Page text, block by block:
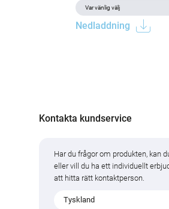
Nedladdning
Kontakta kundservice
Har du frågor om produkten, kan
eller vill du ha ett individuellt
att hitta rätt kontaktperson.
Tyskland